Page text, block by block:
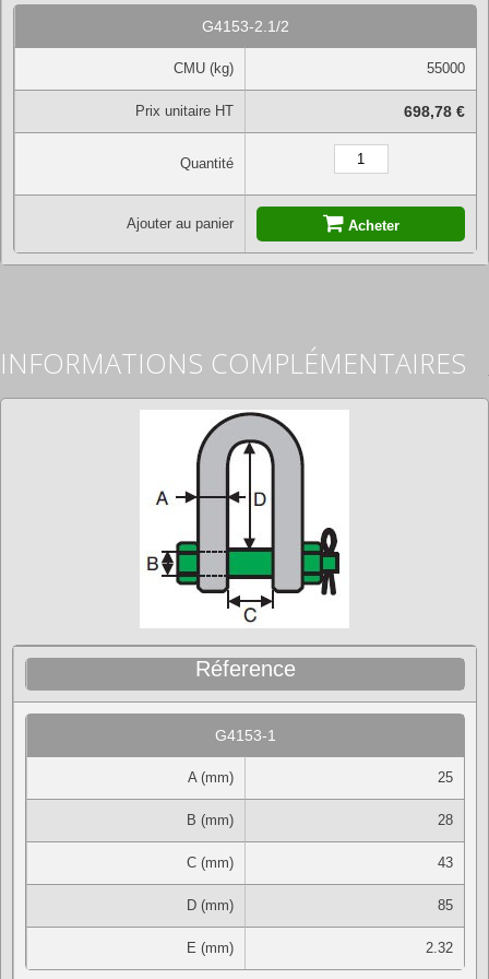
G4153-2.1/2
CMU (kg) 55000
Prix unitaire HT 698,78 €
Quantité
Ajouter au panier Acheter
INFORMATIONS COMPLÉMENTAIRES
Réference
G4153-1
A (mm) 25
B (mm) 28
C (mm) 43
D (mm) 85
E (mm) 2.32